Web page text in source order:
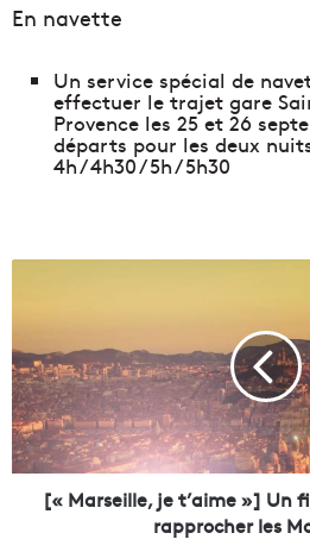
En navette
Un service spécial de
effectuer le trajet gare
Provence les 25 et 26
départs pour les deux nuits
4h / 4h30 / 5h / 5h30
M
a
r
s
e
i
[« Marseille, je t’aime »] Un
rapprocher les